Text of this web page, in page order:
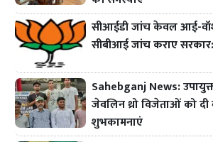
सीआईडी जांच केवल आई-
सीबीआई जांच कराए
Sahebganj News:
जेवलिन थ्रो विजेताओं को
शुभकामनाएं